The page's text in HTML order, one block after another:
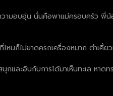
อบอุ่น นั่นคือพาแม่ครอบครัว พี่น้
นก็ไม่ขาดครกเครื่องหมาก ตำเคี้
นุกและอินกับการได้มาเห็นทะเล ห